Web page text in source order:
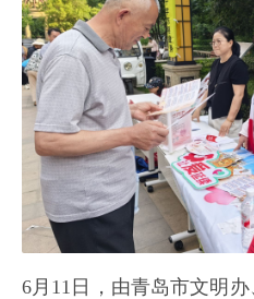
6月11日，由青岛市文明